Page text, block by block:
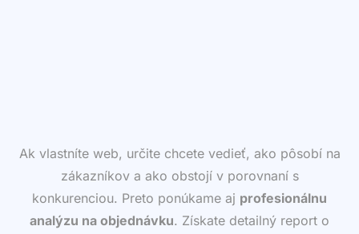
Ak vlastníte web, určite chcete vedieť, ako pôsobí na
zákazníkov a ako obstojí v porovnaní s
konkurenciou. Preto ponúkame aj profesionálnu
analýzu na objednávku. Získate detailný report o